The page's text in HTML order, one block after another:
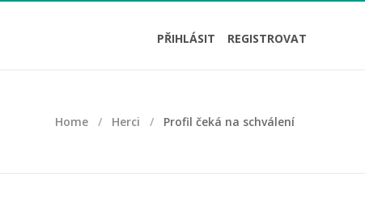
REGISTROVAT
PŘIHLÁSIT
Home Herci Profil čeká na schválení